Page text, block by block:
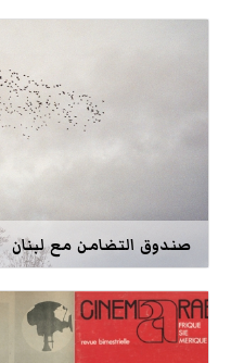
صندوق التضامن مع لبنان